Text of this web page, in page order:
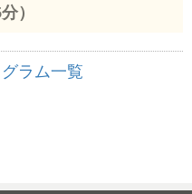
）
ラム一覧